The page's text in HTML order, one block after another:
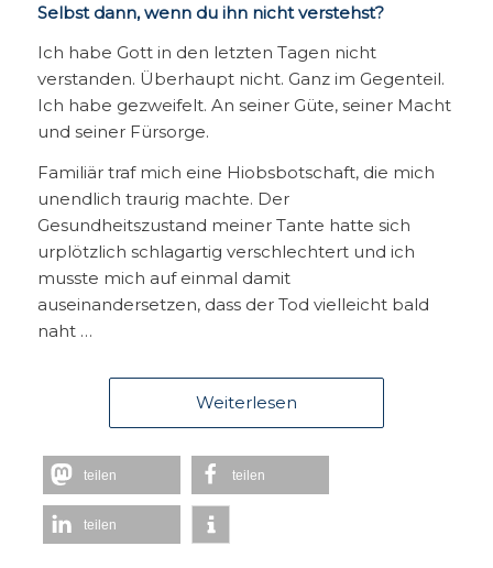
Selbst dann, wenn du ihn nicht verstehst?
Ich habe Gott in den letzten Tagen nicht
verstanden. Überhaupt nicht. Ganz im Gegenteil.
Ich habe gezweifelt. An seiner Güte, seiner Macht
und seiner Fürsorge.
Familiär traf mich eine Hiobsbotschaft, die mich
unendlich traurig machte. Der
Gesundheitszustand meiner Tante hatte sich
urplötzlich schlagartig verschlechtert und ich
musste mich auf einmal damit
auseinandersetzen, dass der Tod vielleicht bald
naht …
Weiterlesen
teilen teilen
teilen